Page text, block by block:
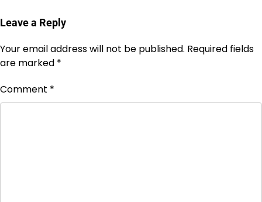
Leave a Reply
Your email address will not be published. Required fields
are marked *
Comment *